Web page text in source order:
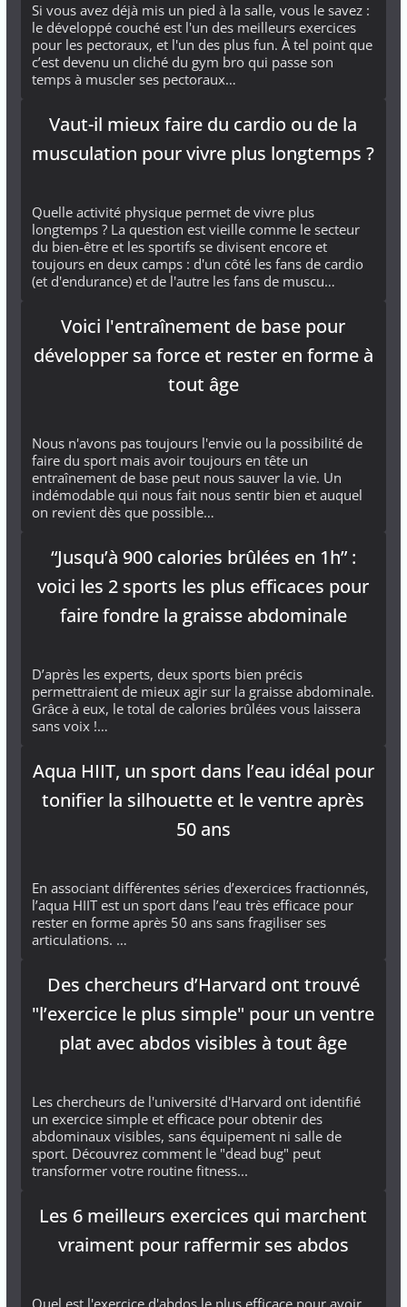
Si vous avez déjà mis un pied à la salle, vous le savez :
le développé couché est l'un des meilleurs exercices
pour les pectoraux, et l'un des plus fun. À tel point que
c’est devenu un cliché du gym bro qui passe son
temps à muscler ses pectoraux…
Vaut-il mieux faire du cardio ou de la
musculation pour vivre plus longtemps ?
Quelle activité physique permet de vivre plus
longtemps ? La question est vieille comme le secteur
du bien-être et les sportifs se divisent encore et
toujours en deux camps : d'un côté les fans de cardio
(et d'endurance) et de l'autre les fans de muscu…
Voici l'entraînement de base pour
développer sa force et rester en forme à
tout âge
Nous n'avons pas toujours l'envie ou la possibilité de
faire du sport mais avoir toujours en tête un
entraînement de base peut nous sauver la vie. Un
indémodable qui nous fait nous sentir bien et auquel
on revient dès que possible…
“Jusqu’à 900 calories brûlées en 1h” :
voici les 2 sports les plus efficaces pour
faire fondre la graisse abdominale
D’après les experts, deux sports bien précis
permettraient de mieux agir sur la graisse abdominale.
Grâce à eux, le total de calories brûlées vous laissera
sans voix !…
Aqua HIIT, un sport dans l’eau idéal pour
tonifier la silhouette et le ventre après
50 ans
En associant différentes séries d’exercices fractionnés,
l’aqua HIIT est un sport dans l’eau très efficace pour
rester en forme après 50 ans sans fragiliser ses
articulations. …
Des chercheurs d’Harvard ont trouvé
"l’exercice le plus simple" pour un ventre
plat avec abdos visibles à tout âge
Les chercheurs de l'université d'Harvard ont identifié
un exercice simple et efficace pour obtenir des
abdominaux visibles, sans équipement ni salle de
sport. Découvrez comment le "dead bug" peut
transformer votre routine fitness...
Les 6 meilleurs exercices qui marchent
vraiment pour raffermir ses abdos